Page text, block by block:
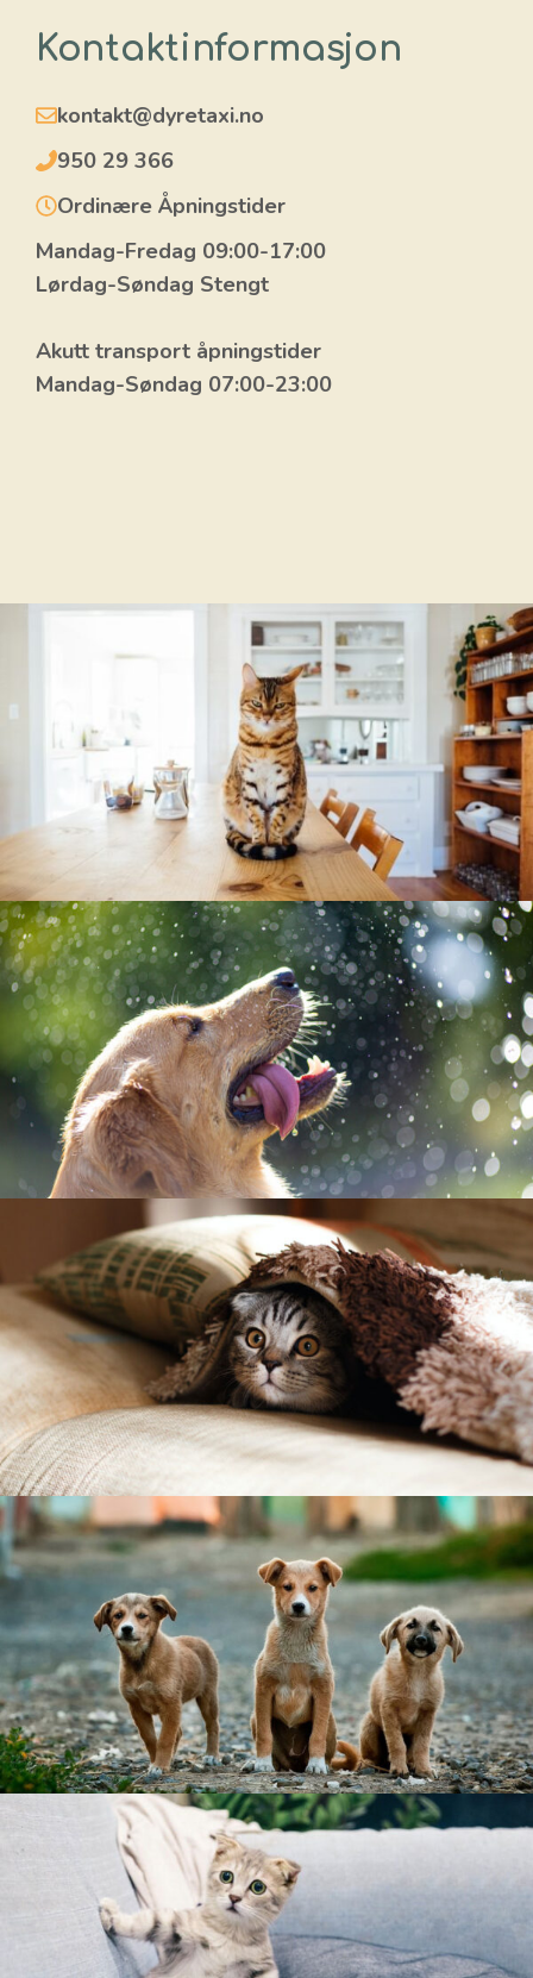
s
e
a
v
Kontaktinformasjon
kontakt@dyretaxi.no
950 29 366
Ordinære Åpningstider
Mandag-Fredag 09:00-17:00
Lørdag-Søndag Stengt
Akutt transport åpningstider
Mandag-Søndag 07:00-23:00